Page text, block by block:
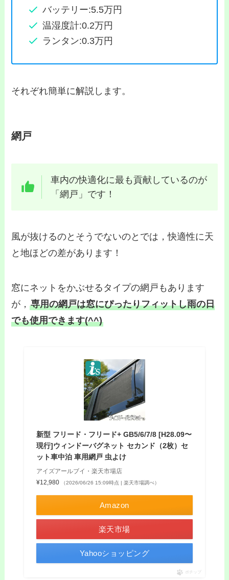
バッテリー:5.5万円
温湿度計:0.2万円
ランタン:0.3万円
それぞれ簡単に解説します。
網戸
車内の快適化に最も貢献しているのが
「網戸」です！
風が抜けるのとそうでないのとでは，快適性に天
と地ほどの差があります！
窓にネットをかぶせるタイプの網戸もあります
が，専用の網戸は窓にぴったりフィットし雨の日
でも使用できます(^^)
新型 フリード・フリード+ GB5/6/7/8 [H28.09〜
現行]ウィンドーバグネット セカンド（2枚）セ
ット車中泊 車用網戸 虫よけ
アイズアールブイ・楽天市場店
¥12,980
（2026/06/26 15:09時点 | 楽天市場調べ）
Amazon
楽天市場
Yahooショッピング
ポチップ